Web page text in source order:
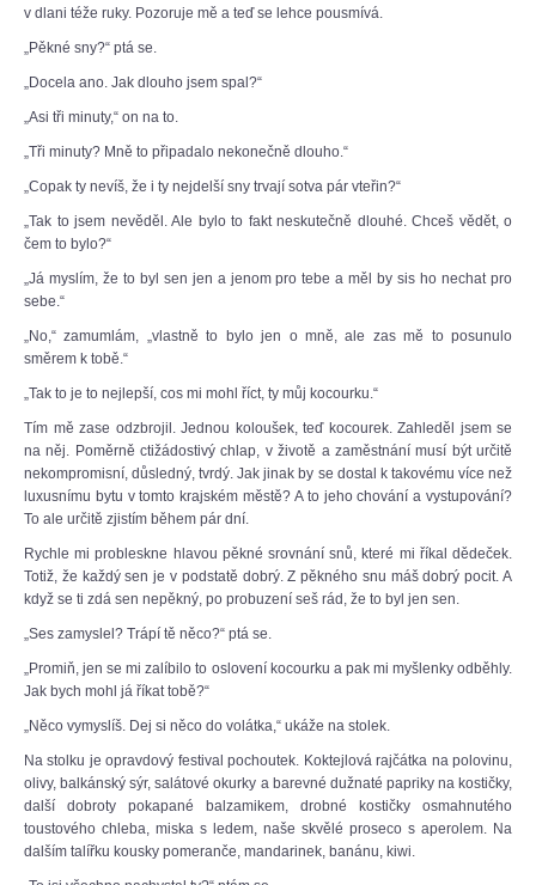
v dlani téže ruky. Pozoruje mě a teď se lehce pousmívá.
„Pěkné sny?“ ptá se.
„Docela ano. Jak dlouho jsem spal?“
„Asi tři minuty,“ on na to.
„Tři minuty? Mně to připadalo nekonečně dlouho.“
„Copak ty nevíš, že i ty nejdelší sny trvají sotva pár vteřin?“
„Tak to jsem nevěděl. Ale bylo to fakt neskutečně dlouhé. Chceš vědět, o
čem to bylo?“
„Já myslím, že to byl sen jen a jenom pro tebe a měl by sis ho nechat pro
sebe.“
„No,“ zamumlám, „vlastně to bylo jen o mně, ale zas mě to posunulo
směrem k tobě.“
„Tak to je to nejlepší, cos mi mohl říct, ty můj kocourku.“
Tím mě zase odzbrojil. Jednou koloušek, teď kocourek. Zahleděl jsem se
na něj. Poměrně ctižádostivý chlap, v životě a zaměstnání musí být určitě
nekompromisní, důsledný, tvrdý. Jak jinak by se dostal k takovému více než
luxusnímu bytu v tomto krajském městě? A to jeho chování a vystupování?
To ale určitě zjistím během pár dní.
Rychle mi probleskne hlavou pěkné srovnání snů, které mi říkal dědeček.
Totiž, že každý sen je v podstatě dobrý. Z pěkného snu máš dobrý pocit. A
když se ti zdá sen nepěkný, po probuzení seš rád, že to byl jen sen.
„Ses zamyslel? Trápí tě něco?“ ptá se.
„Promiň, jen se mi zalíbilo to oslovení kocourku a pak mi myšlenky odběhly.
Jak bych mohl já říkat tobě?“
„Něco vymyslíš. Dej si něco do volátka,“ ukáže na stolek.
Na stolku je opravdový festival pochoutek. Koktejlová rajčátka na polovinu,
olivy, balkánský sýr, salátové okurky a barevné dužnaté papriky na kostičky,
další dobroty pokapané balzamikem, drobné kostičky osmahnutého
toustového chleba, miska s ledem, naše skvělé proseco s aperolem. Na
dalším talířku kousky pomeranče, mandarinek, banánu, kiwi.